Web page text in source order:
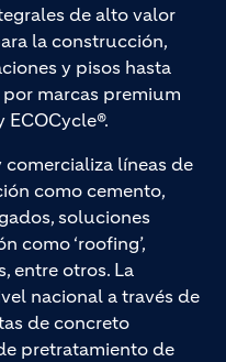
de alto valor
la construcción,
y pisos hasta
marcas premium
ECOCycle®.
líneas de
como cemento,
soluciones
como ‘roofing’,
entre otros. La
nacional a través de
de concreto
pretratamiento de